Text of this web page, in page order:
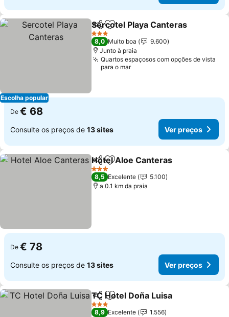
Escolha popular
PartilharAdicionar aos favoritos
Sercotel Playa Canteras
3 Estrelas
8,0 Muito boa
9.600
Junto à praia
Quartos espaçosos com opções de vista
para o mar
De € 68
Consulte os preços de 13 sites Ver preços
PartilharAdicionar aos favoritos
Hotel Aloe Canteras
3 Estrelas
8,5 Excelente
5.100
a 0.1 km da praia
De € 78
Consulte os preços de 13 sites Ver preços
PartilharAdicionar aos favoritos
TC Hotel Doña Luisa
3 Estrelas
8,9 Excelente
1.556